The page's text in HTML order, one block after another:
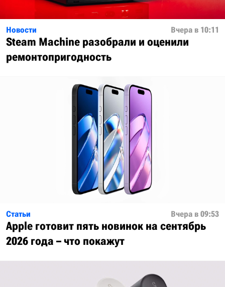
Новости Вчера в 10:11
Steam Machine разобрали и оценили
ремонтопригодность
Статьи Вчера в 09:53
Apple готовит пять новинок на сентябрь
2026 года – что покажут